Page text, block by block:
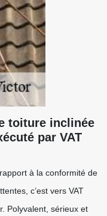
toiture inclinée
par VAT
à la conformité de
c’est vers VAT
Polyvalent, sérieux et